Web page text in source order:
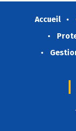
Accueil